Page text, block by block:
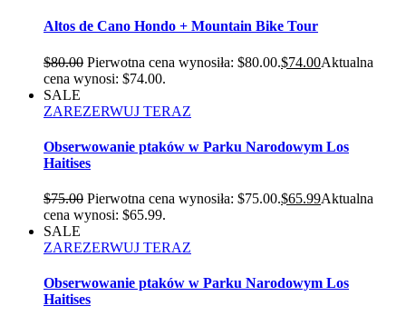
Altos de Cano Hondo + Mountain Bike Tour
$80.00 Pierwotna cena wynosiła: $80.00.$74.00Aktualna
cena wynosi: $74.00.
SALE
ZAREZERWUJ TERAZ
Obserwowanie ptaków w Parku Narodowym Los
Haitises
$75.00 Pierwotna cena wynosiła: $75.00.$65.99Aktualna
cena wynosi: $65.99.
SALE
ZAREZERWUJ TERAZ
Obserwowanie ptaków w Parku Narodowym Los
Haitises